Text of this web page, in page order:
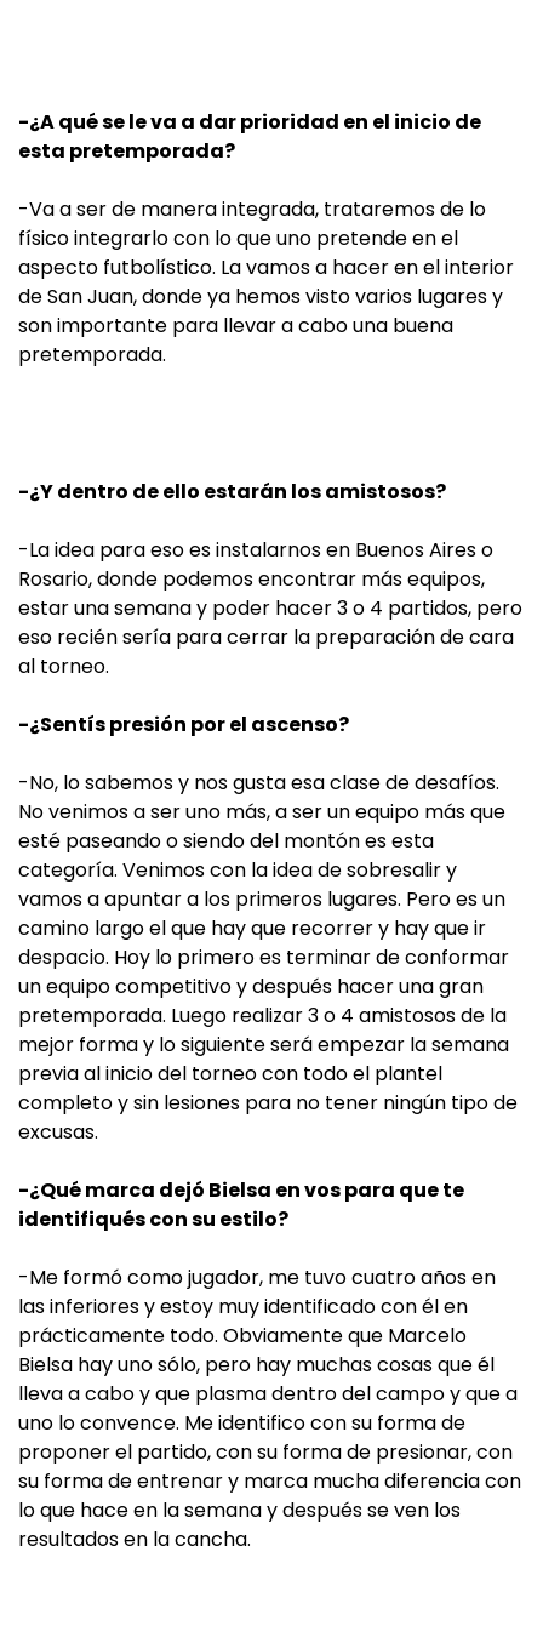
-¿A qué se le va a dar prioridad en el inicio de
esta pretemporada?
-Va a ser de manera integrada, trataremos de lo
físico integrarlo con lo que uno pretende en el
aspecto futbolístico. La vamos a hacer en el interior
de San Juan, donde ya hemos visto varios lugares y
son importante para llevar a cabo una buena
pretemporada.
-¿Y dentro de ello estarán los amistosos?
-La idea para eso es instalarnos en Buenos Aires o
Rosario, donde podemos encontrar más equipos,
estar una semana y poder hacer 3 o 4 partidos, pero
eso recién sería para cerrar la preparación de cara
al torneo.
-¿Sentís presión por el ascenso?
-No, lo sabemos y nos gusta esa clase de desafíos.
No venimos a ser uno más, a ser un equipo más que
esté paseando o siendo del montón es esta
categoría. Venimos con la idea de sobresalir y
vamos a apuntar a los primeros lugares. Pero es un
camino largo el que hay que recorrer y hay que ir
despacio. Hoy lo primero es terminar de conformar
un equipo competitivo y después hacer una gran
pretemporada. Luego realizar 3 o 4 amistosos de la
mejor forma y lo siguiente será empezar la semana
previa al inicio del torneo con todo el plantel
completo y sin lesiones para no tener ningún tipo de
excusas.
-¿Qué marca dejó Bielsa en vos para que te
identifiqués con su estilo?
-Me formó como jugador, me tuvo cuatro años en
las inferiores y estoy muy identificado con él en
prácticamente todo. Obviamente que Marcelo
Bielsa hay uno sólo, pero hay muchas cosas que él
lleva a cabo y que plasma dentro del campo y que a
uno lo convence. Me identifico con su forma de
proponer el partido, con su forma de presionar, con
su forma de entrenar y marca mucha diferencia con
lo que hace en la semana y después se ven los
resultados en la cancha.